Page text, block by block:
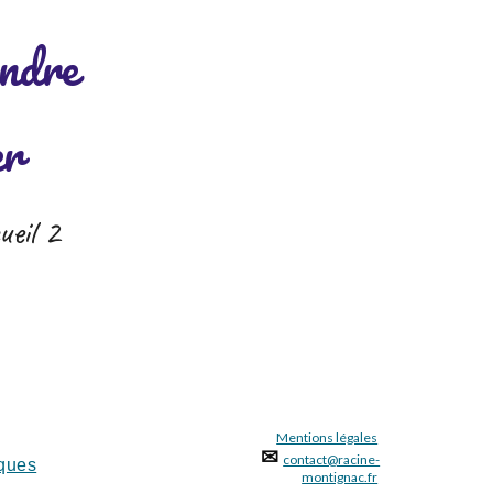
2
Mentions légales
✉ contact@racine-
montignac.fr